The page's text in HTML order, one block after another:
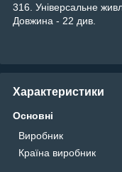
316. Універсальне
Довжина - 22 див.
Характеристики
Основні
Виробник
Країна виробник